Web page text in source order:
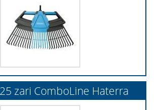
zari ComboLine Haterra